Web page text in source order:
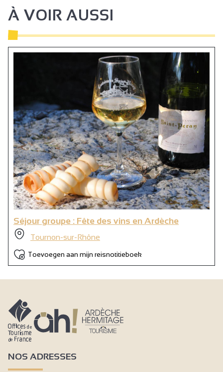
À VOIR AUSSI
Séjour groupe : Fête des vins en Ardèche
Tournon-sur-Rhône
Toevoegen aan mijn reisnotitieboek
NOS ADRESSES